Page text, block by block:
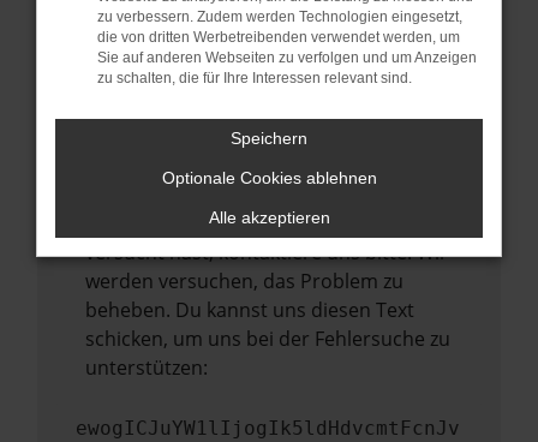
Betriebssystem auf dem neuesten Stand
sind.
Veraltete Software birgt nicht nur ein
führen, dass bestimmte Funktionen nicht
mehr unterstützt werden.
Wende dich an den Webseitenbetreiber.
Wenn du alle oben genannten Schritte
versucht hast, kontaktiere uns bitte. Wir
werden versuchen, das Problem zu
beheben. Du kannst uns diesen Text
schicken, um uns bei der Fehlersuche zu
unterstützen:
ewogICJuYW1lIjogIk5ldHdvcmtFcnJv
zu verbessern. Zudem werden Technologien eingesetzt,
die von dritten Werbetreibenden verwendet werden, um
Sie auf anderen Webseiten zu verfolgen und um Anzeigen
zu schalten, die für Ihre Interessen relevant sind.
Speichern
Optionale Cookies ablehnen
Alle akzeptieren